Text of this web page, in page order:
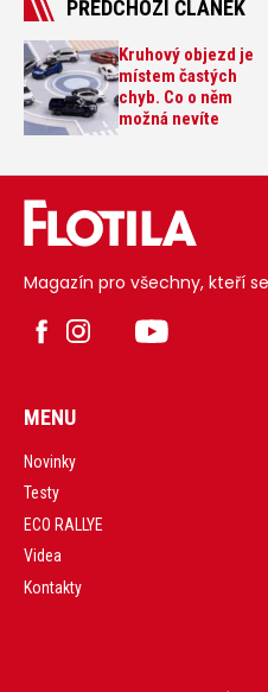
PŘEDCHOZÍ ČLÁNEK
Kruhový objezd je
místem častých
chyb. Co o něm
možná nevíte
Magazín pro všechny, kteří
MENU
Novinky
Testy
ECO RALLYE
Videa
Kontakty